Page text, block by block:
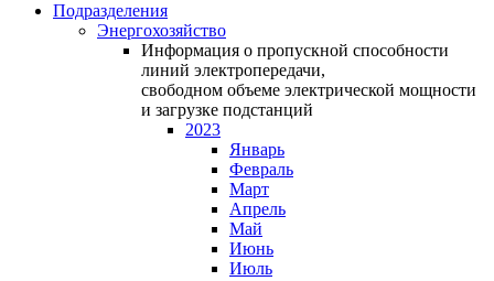
Подразделения
Энергохозяйство
Информация о пропускной способности
линий электропередачи,
свободном объеме электрической мощности
и загрузке подстанций
2023
Январь
Февраль
Март
Апрель
Май
Июнь
Июль